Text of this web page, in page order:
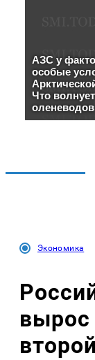
Экономика
вырос